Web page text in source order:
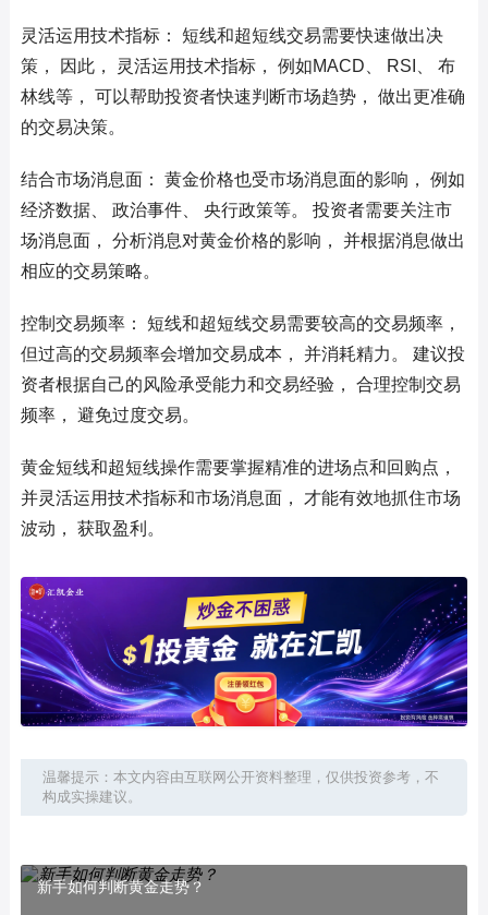
灵活运用技术指标： 短线和超短线交易需要快速做出决
策， 因此， 灵活运用技术指标， 例如MACD、 RSI、 布
林线等， 可以帮助投资者快速判断市场趋势， 做出更准确
的交易决策。
结合市场消息面： 黄金价格也受市场消息面的影响， 例如
经济数据、 政治事件、 央行政策等。 投资者需要关注市
场消息面， 分析消息对黄金价格的影响， 并根据消息做出
相应的交易策略。
控制交易频率： 短线和超短线交易需要较高的交易频率，
但过高的交易频率会增加交易成本， 并消耗精力。 建议投
资者根据自己的风险承受能力和交易经验， 合理控制交易
频率， 避免过度交易。
黄金短线和超短线操作需要掌握精准的进场点和回购点，
并灵活运用技术指标和市场消息面， 才能有效地抓住市场
波动， 获取盈利。
温馨提示：本文内容由互联网公开资料整理，仅供投资参考，不
构成实操建议。
新手如何判断黄金走势？